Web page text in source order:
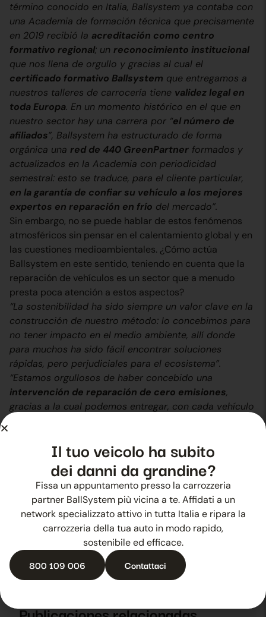
término conocido en Italia, Ballsystem ya contaba con
una Academia de formación técnica que precisamente
en 2019 recibió la acreditación como centro
formativo regional; un reconocimiento institucional
que nos llena de orgullo y gracias al cual el
certificado formativo Ballsystem que entregamos a
nuestros talleres de carrocería tiene validez legal en
toda Europa. En un momento histórico en el que en
nuestro sector hay una carrera por “el número de
afiliados”, Ballsystem ha estructurado de forma
orgánica una red de 440 GreenPartner formados y
actualizados en la Academia con periodicidad
semestral: esto se traduce, para el cliente particular,
en la garantía de confiar su vehículo a los mejores
expertos en reparación en frío del mercado”.
Sin embargo, no se puede hablar de estos fenómenos
atmosféricos sin pensar en el calentamiento global y en
las cuestiones medioambientales. ¿Cómo actúa
Ballsystem en este sentido, teniendo en cuenta que la
reparación de vehículos es un sector que a menudo
presta poca atención a estos aspectos?
“La sostenibilidad ha sido siempre un valor clave en la
construcción de nuestro método: lo concebimos para
no tener impacto en el medio ambiente, allí donde
para muchos ha sido fácil encontrar soluciones
rápidas, pero perjudiciales para el ecosistema”.
“Estamos orgullosos de haber concebido una
intervención de reparación de cero emisiones,
gracias a la cual podemos entregar, con cada vehículo
significa actuar contransparencia, honestidad
intelectual y una visión orientada a la innovación,
generando valorpara nuestros empleados,
colaboradores, clientes y para la sociedad en su
conjunto”.
HACIA ATRÁS
DESPUÉS DE USTED
Il tuo veicolo ha subito
dei danni da grandine?
Fissa un appuntamento presso la carrozzeria
partner BallSystem più vicina a te. Affidati a un
network specializzato attivo in tutta Italia e ripara la
carrozzeria della tua auto in modo rapido,
sostenibile ed efficace.
800 109 006 Contattaci